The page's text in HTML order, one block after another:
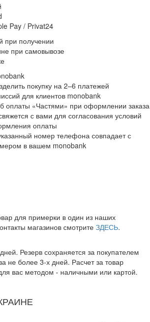
Pay / Privat24
при получении
при самовывозе
покупку на 2–6 платежей
для клиентов monobank
оплаты «Частями» при оформлении заказа
с вами для согласования условий
оплаты
номер телефона совпадает с
в вашем monobank
для примерки в один из наших
магазинов смотрите ЗДЕСЬ.
Резерв сохраняется за покупателем
не более 3-х дней. Расчет за товар
вас методом - наличными или картой.